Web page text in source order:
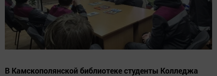
В Камскополянской библиотеке студенты Колледжа